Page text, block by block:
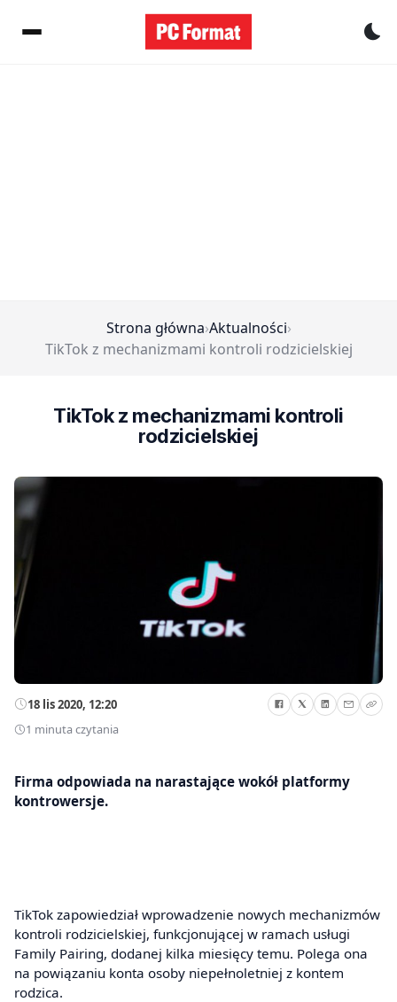
Strona główna›Aktualności›
TikTok z mechanizmami kontroli rodzicielskiej
TikTok z mechanizmami kontroli
rodzicielskiej
18 lis 2020, 12:20
1 minuta czytania
Firma odpowiada na narastające wokół platformy
kontrowersje.
TikTok zapowiedział wprowadzenie nowych mechanizmów
kontroli rodzicielskiej, funkcjonującej w ramach usługi
Family Pairing, dodanej kilka miesięcy temu. Polega ona
na powiązaniu konta osoby niepełnoletniej z kontem
rodzica.